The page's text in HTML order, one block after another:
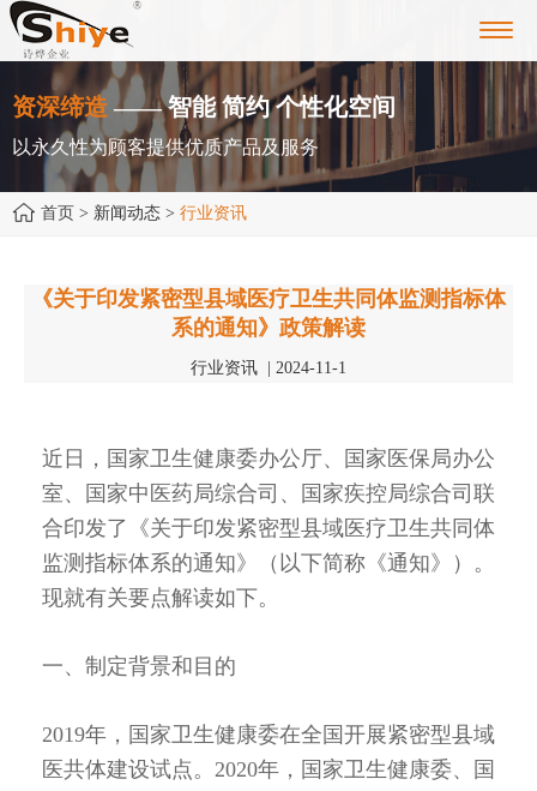
资深缔造 —— 智能 简约 个性化空间
以永久性为顾客提供优质产品及服务
首页 > 新闻动态 > 行业资讯
《关于印发紧密型县域医疗卫生共同体监测指标体
系的通知》政策解读
行业资讯 | 2024-11-1
近日，国家卫生健康委办公厅、国家医保局办公
室、国家中医药局综合司、国家疾控局综合司联
合印发了《关于印发紧密型县域医疗卫生共同体
监测指标体系的通知》（以下简称《通知》）。
现就有关要点解读如下。
一、制定背景和目的
2019年，国家卫生健康委在全国开展紧密型县域
医共体建设试点。2020年，国家卫生健康委、国